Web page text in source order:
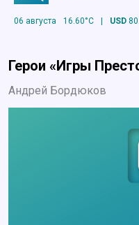
06 августа 16.60°C | USD
Герои «Игры
Андрей Бордюков